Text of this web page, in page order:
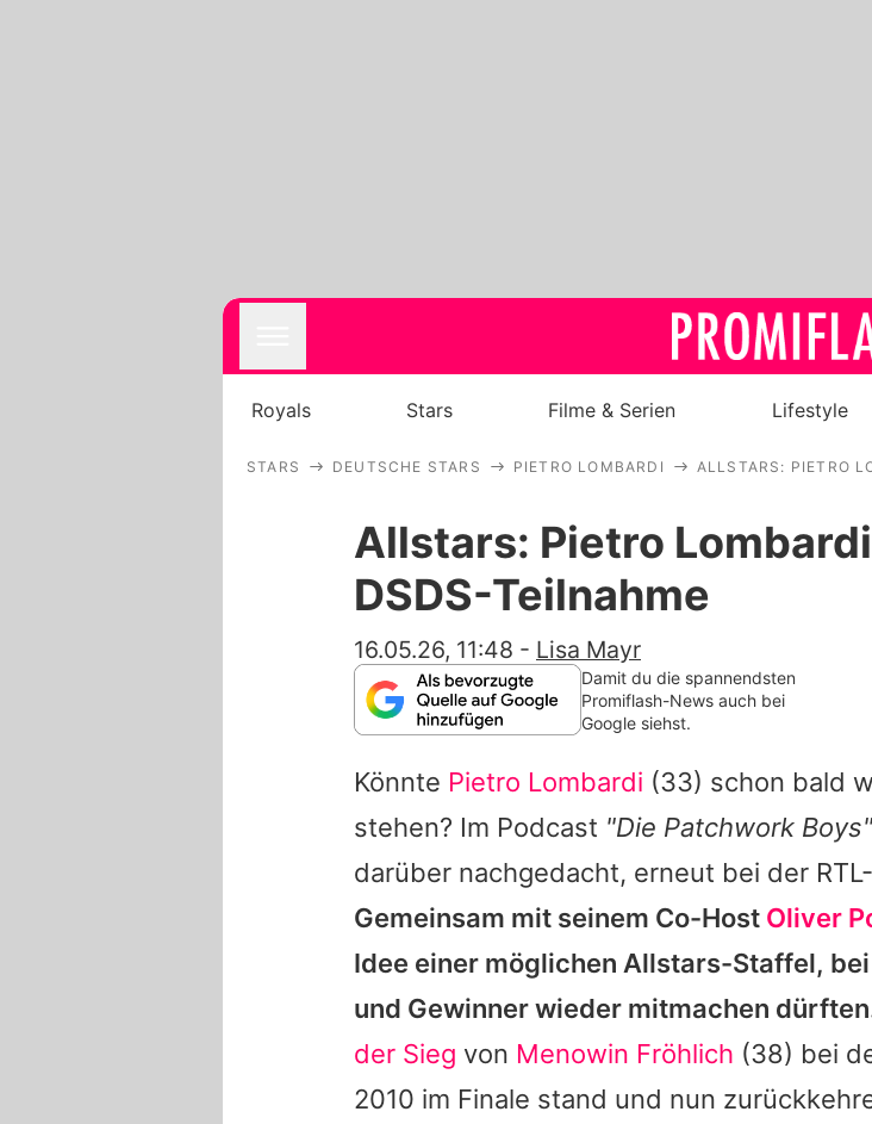
Royals
Familie & Liebe
App runterladen
Team
Redaktionelle
Impressum
Royals Stars Filme & Serien Lifestyle
STARS DEUTSCHE STARS PIETRO LOMBARDI ALLSTARS: PIETRO
Allstars: Pietro
DSDS-Teilnahme
16.05.26, 11:48 - Lisa Mayr
Damit du die spannendsten
Promiflash-News auch bei
Google siehst.
Könnte Pietro Lombardi (33) schon bald
stehen? Im Podcast "Die Patchwork Boys"
darüber nachgedacht, erneut bei der
Gemeinsam mit seinem Co-Host Oliver
Idee einer möglichen Allstars-Staffel,
und Gewinner wieder mitmachen
der Sieg von Menowin Fröhlich (38) bei
2010 im Finale stand und nun